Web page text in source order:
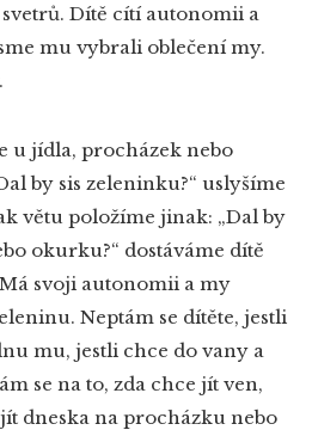
Dítě cítí autonomii a
mu vybrali oblečení my.
u jídla, procházek nebo
by sis zeleninku?“ uslyšíme
větu položíme jinak: „Dal by
okurku?“ dostáváme dítě
svoji autonomii a my
Neptám se dítěte, jestli
mu, jestli chce do vany a
se na to, zda chce jít ven,
dneska na procházku nebo